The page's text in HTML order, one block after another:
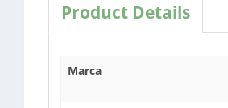
Product Details
Marca